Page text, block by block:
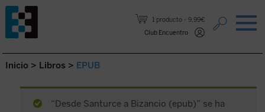
1 producto
9,99€
Club Encuentro
Saltar al contenido.
Inicio > Libros > EPUB
“Desde Santurce a Bizancio (epub)” se ha